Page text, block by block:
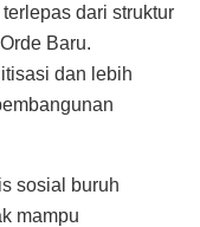
dari struktur
Baru.
dan lebih
sosial buruh
mampu